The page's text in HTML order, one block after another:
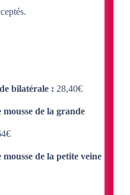
bilatérale : 28,40€
de la grande
de la petite veine